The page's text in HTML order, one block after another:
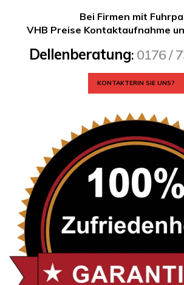
Bei Firmen mit
VHB Preise Kontaktaufnahme
Dellenberatung: 0176 /
KONTAKTERIN SIE UNS?